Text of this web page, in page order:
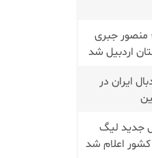
منصور جبری
اردبیل شد
ایران در
جدید لیگ
کشور اعلام شد